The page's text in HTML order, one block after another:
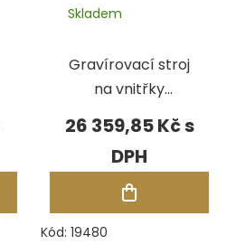
Gravírovací stroj
na vnitřky
prstenů
Presidium
Skladem
26 359,85 Kč
Kód: 19480